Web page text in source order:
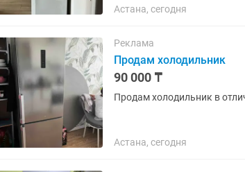
Астана, сегодня
Реклама
Продам холодильник
90 000 ₸
Продам холодильник в
Астана, сегодня